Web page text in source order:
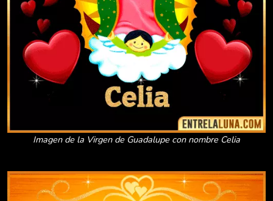
Imagen de la Virgen de Guadalupe con nombre Celia